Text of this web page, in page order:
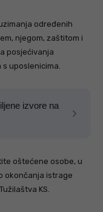
određenih
njegom, zaštitom i
posjećivanja
uposlenicima.
izvore na
oštećene osobe, u
okončanja istrage
KS.